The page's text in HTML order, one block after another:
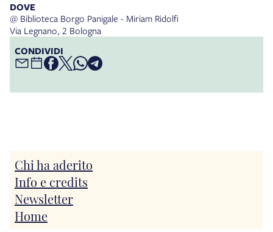
DOVE
@ Biblioteca Borgo Panigale - Miriam Ridolfi
Via Legnano, 2 Bologna
CONDIVIDI
Chi ha aderito
Info e credits
Newsletter
Home